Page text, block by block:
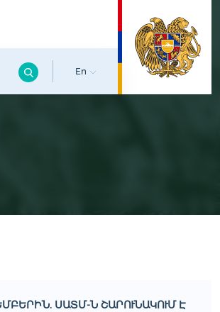
En
ՍԱՏՄ-Ն ՇԱՐՈՒՆԱԿՈՒՄ Է